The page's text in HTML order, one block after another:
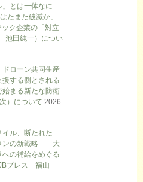
とは一体なに
たまた破滅か」
ク企業の「対立
池田純一）につい
ドローン共同生産
する側とされる
まる新たな防衛
）について 2026
イル、断たれた
ランの新戦略 大
の補給をめぐる
プレス 福山